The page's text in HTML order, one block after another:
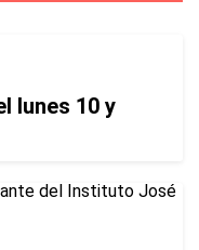
lunes 10 y